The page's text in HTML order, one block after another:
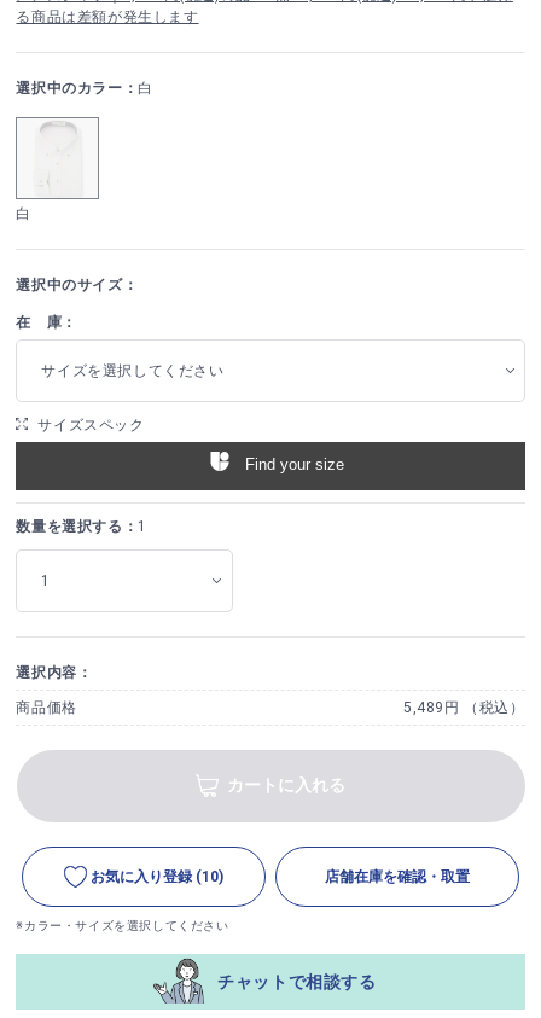
る商品は差額が発生します
選択中のカラー： 白
白
選択中のサイズ：
在 庫：
サイズを選択してください
サイズスペック
Find your size
数量を選択する： 1
選択内容：
商品価格 5,489円 （税込）
カートに入れる
お気に入り登録 (10) 店舗在庫を確認・取置
※カラー・サイズを選択してください
チャットで相談する